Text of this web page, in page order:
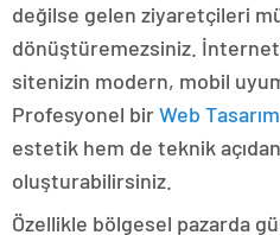
değilse gelen ziyaretçileri
dönüştüremezsiniz.
sitenizin modern, mobil
Profesyonel birWeb
estetik hem de teknik
oluşturabilirsiniz.
Özellikle bölgesel pazarda